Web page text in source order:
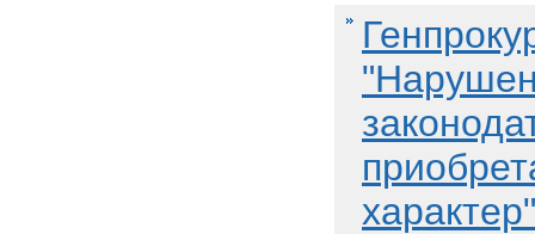
характер"